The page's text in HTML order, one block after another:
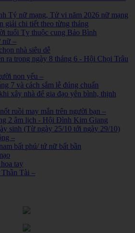
Tý nữ mạng, Tử vi năm 2026 nữ mạng
giải chi tiết theo từng tháng
tuổi Tỵ thuộc cung Bảo Bình
nữ –
nhà siêu dễ
ra trong ngày 8 tháng 6 - Hội Chọi Trâu
non yểu –
7 và cách sắm lễ đúng chuẩn
xây nhà để gia đạo yên bình, thịnh
ruồi may mắn trên người bạn –
2 âm lịch - Hội Đình Kim Giang
sinh (Từ ngày 25/10 tới ngày 29/10)
–
bất phú/ tứ nữ bất bần
tay
Tài –